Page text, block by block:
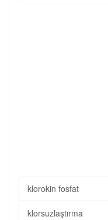
klorokin fosfat
klorsuzlaştırma